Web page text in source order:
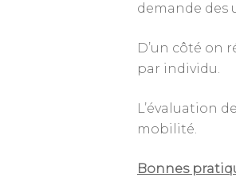
demande des
D’un côté on
par individu.
L’évaluation
mobilité.
Bonnes